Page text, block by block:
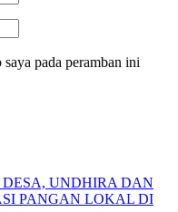
pada peramban ini